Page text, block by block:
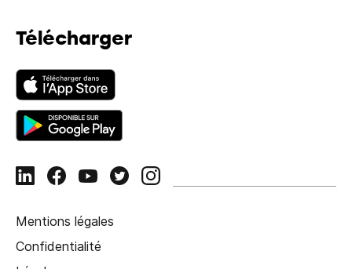
Télécharger
Mentions légales
Confidentialité